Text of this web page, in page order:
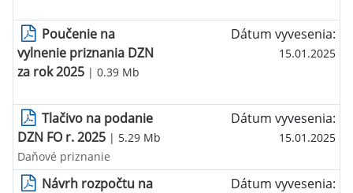
Poučenie na
vylnenie priznania DZN
za rok 2025 | 0.39 Mb
Dátum vyvesenia:
15.01.2025
Tlačivo na podanie
DZN FO r. 2025 | 5.29 Mb
Dátum vyvesenia:
15.01.2025
Daňové priznanie
Návrh rozpočtu na
Dátum vyvesenia: